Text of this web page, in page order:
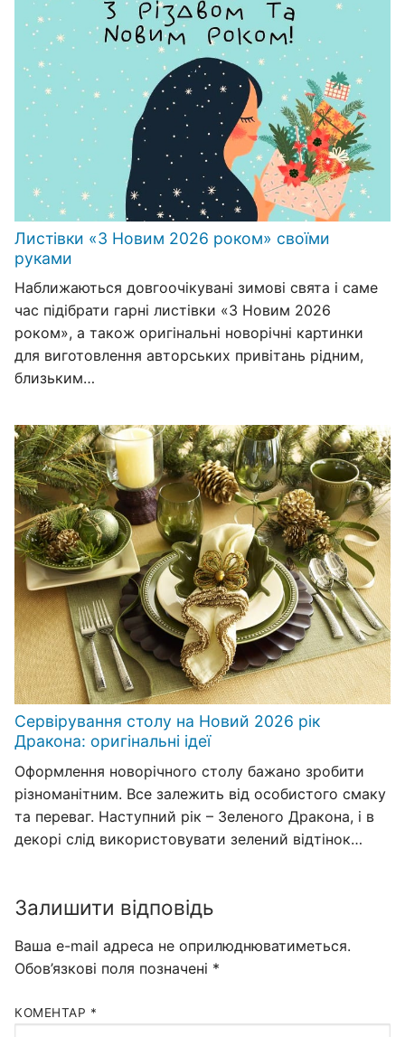
Листівки «З Новим 2026 роком» своїми
руками
Наближаються довгоочікувані зимові свята і саме
час підібрати гарні листівки «З Новим 2026
роком», а також оригінальні новорічні картинки
для виготовлення авторських привітань рідним,
близьким…
Сервірування столу на Новий 2026 рік
Дракона: оригінальні ідеї
Оформлення новорічного столу бажано зробити
різноманітним. Все залежить від особистого смаку
та переваг. Наступний рік – Зеленого Дракона, і в
декорі слід використовувати зелений відтінок…
Залишити відповідь
Ваша e-mail адреса не оприлюднюватиметься.
Обов’язкові поля позначені *
КОМЕНТАР *